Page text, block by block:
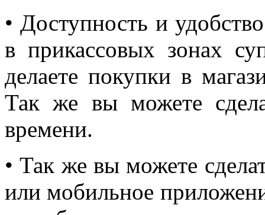
• Доступность и
в прикассовых зонах
делаете покупки в
Так же вы можете
времени.
• Так же вы можете
или мобильное